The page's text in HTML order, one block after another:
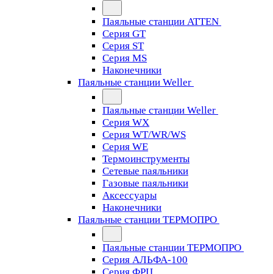
Паяльные станции ATTEN
Серия GT
Серия ST
Серия MS
Наконечники
Паяльные станции Weller
Паяльные станции Weller
Серия WX
Серия WT/WR/WS
Серия WE
Термоинструменты
Сетевые паяльники
Газовые паяльники
Аксессуары
Наконечники
Паяльные станции ТЕРМОПРО
Паяльные станции ТЕРМОПРО
Серия АЛЬФА-100
Серия ФРЦ